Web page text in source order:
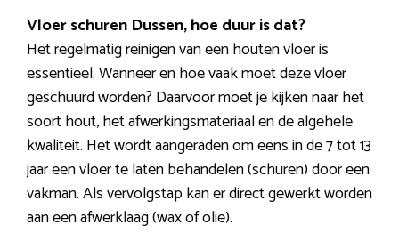
Vloer schuren Dussen, hoe duur is dat?
Het regelmatig reinigen van een houten vloer is
essentieel. Wanneer en hoe vaak moet deze vloer
geschuurd worden? Daarvoor moet je kijken naar het
soort hout, het afwerkingsmateriaal en de algehele
kwaliteit. Het wordt aangeraden om eens in de 7 tot 13
jaar een vloer te laten behandelen (schuren) door een
vakman. Als vervolgstap kan er direct gewerkt worden
aan een afwerklaag (wax of olie).